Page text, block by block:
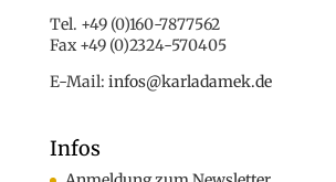
Tel. +49 (0)160-7877562
Fax +49 (0)2324-570405
E-Mail: infos@karladamek.de
Infos